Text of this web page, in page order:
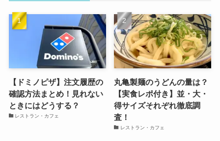
【ドミノピザ】注文履歴の
確認方法まとめ！見れない
ときにはどうする？
レストラン・カフェ
丸亀製麺のうどんの量は？
【実食レポ付き】並・大・
得サイズそれぞれ徹底調
査！
レストラン・カフェ